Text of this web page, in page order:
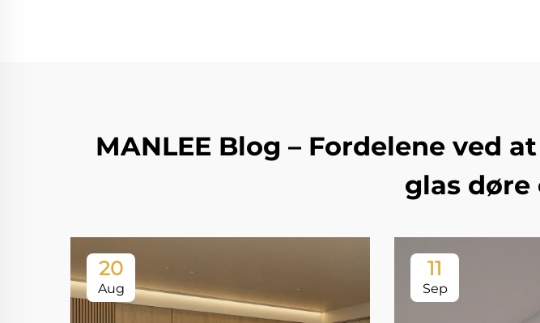
MANLEE Blog – Fordelene ved
glas
20
Aug
11
Sep